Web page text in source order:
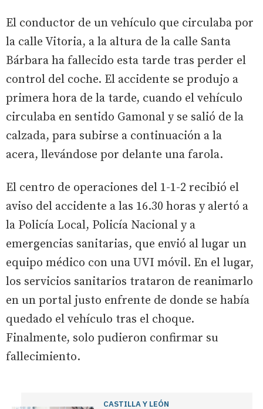
El conductor de un vehículo que circulaba por
la calle Vitoria, a la altura de la calle Santa
Bárbara ha fallecido esta tarde tras perder el
control del coche. El accidente se produjo a
primera hora de la tarde, cuando el vehículo
circulaba en sentido Gamonal y se salió de la
calzada, para subirse a continuación a la
acera, llevándose por delante una farola.
El centro de operaciones del 1-1-2 recibió el
aviso del accidente a las 16.30 horas y alertó a
la Policía Local, Policía Nacional y a
emergencias sanitarias, que envió al lugar un
equipo médico con una UVI móvil. En el lugar,
los servicios sanitarios trataron de reanimarlo
en un portal justo enfrente de donde se había
quedado el vehículo tras el choque.
Finalmente, solo pudieron confirmar su
fallecimiento.
CASTILLA Y LEÓN